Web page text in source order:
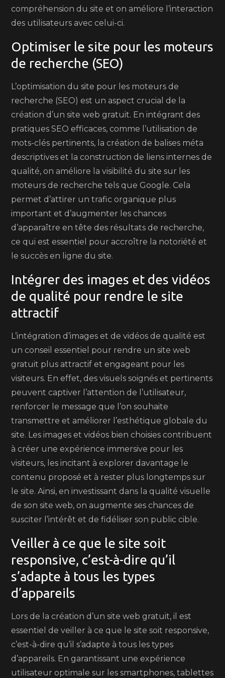
compréhension du site et on améliore l’interaction
des utilisateurs avec celui-ci.
Optimiser le site pour les moteurs
de recherche (SEO)
L’optimisation du site pour les moteurs de
recherche (SEO) est un aspect crucial de la
création d’un site web gratuit. En intégrant des
pratiques SEO efficaces, comme l’utilisation de
mots-clés pertinents, la création de balises méta
descriptives et la construction de liens internes de
qualité, on améliore la visibilité du site sur les
moteurs de recherche tels que Google. Cela
permet d’attirer un trafic organique plus
important et d’augmenter les chances
d’apparaître en tête des résultats de recherche,
ce qui est essentiel pour accroître la notoriété et
le succès en ligne du site.
Intégrer des images et des vidéos
de qualité pour rendre le site
attractif
L’intégration d’images et de vidéos de qualité est
un conseil essentiel pour rendre un site web
gratuit plus attractif et engageant pour les
visiteurs. En effet, des visuels soignés et pertinents
peuvent captiver l’attention de l’utilisateur,
renforcer le message que l’on souhaite
transmettre et améliorer l’esthétique globale du
site. Les images et vidéos bien choisies contribuent
à créer une expérience immersive pour les
visiteurs, les incitant à explorer davantage le
contenu proposé et à rester plus longtemps sur
le site. Ainsi, en investissant dans la qualité visuelle
de son site web, on augmente ses chances de
susciter l’intérêt et de fidéliser son public cible.
Veiller à ce que le site soit
responsive, c’est-à-dire qu’il
s’adapte à tous les types
d’appareils
Lors de la création d’un site web gratuit, il est
essentiel de veiller à ce que le site soit responsive,
c’est-à-dire qu’il s’adapte à tous les types
d’appareils. En garantissant une expérience
utilisateur optimale sur les smartphones, tablettes